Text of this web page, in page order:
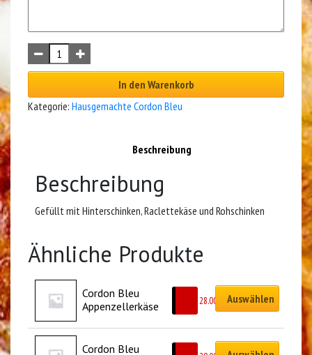
In den Warenkorb
Kategorie: Hausgemachte Cordon Bleu
Beschreibung
Beschreibung
Gefüllt mit Hinterschinken, Raclettekäse und Rohschinken
Ähnliche Produkte
Cordon Bleu
Appenzellerkäse
28.00 Auswählen
Cordon Bleu